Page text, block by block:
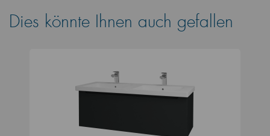
Dies könnte Ihnen auch gefallen